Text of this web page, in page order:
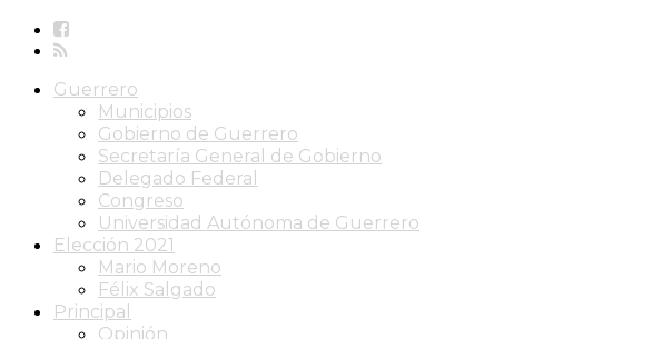
Guerrero
Municipios
Gobierno de Guerrero
Secretaría General de Gobierno
Delegado Federal
Congreso
Universidad Autónoma de Guerrero
Elección 2021
Mario Moreno
Félix Salgado
Principal
Opinión